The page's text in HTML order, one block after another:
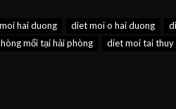
hai duong diet moi o hai duong
mối tại hải phòng diet moi tai thuy